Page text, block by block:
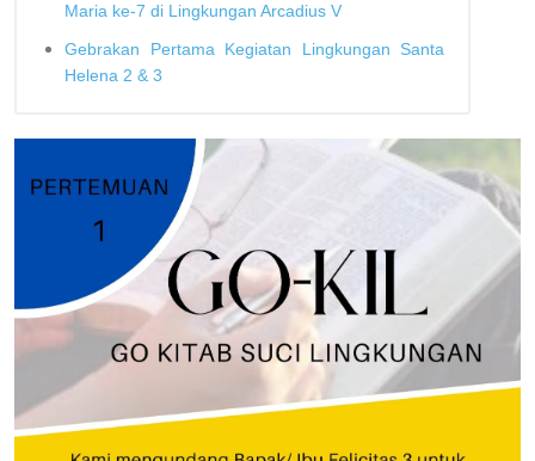
Maria ke-7 di Lingkungan Arcadius V
Gebrakan Pertama Kegiatan Lingkungan Santa
Helena 2 & 3